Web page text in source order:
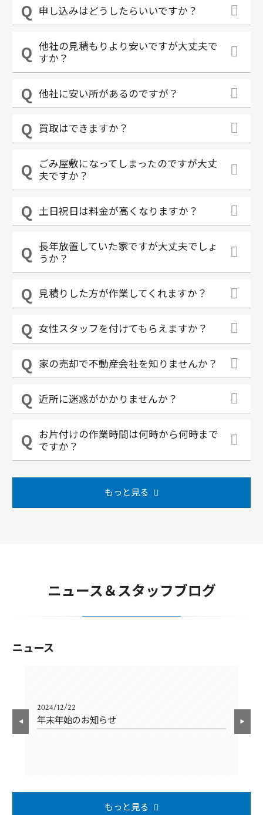
申し込みはどうしたらいいですか？
他社の見積もりより安いですが大丈夫で
すか？
他社に安い所があるのですが？
買取はできますか？
ごみ屋敷になってしまったのですが大丈
夫ですか？
土日祝日は料金が高くなりますか？
長年放置していた家ですが大丈夫でしょ
うか？
見積りした方が作業してくれますか？
女性スタッフを付けてもらえますか？
家の売却で不動産会社を知りませんか？
近所に迷惑がかかりませんか？
お片付けの作業時間は何時から何時まで
ですか？
もっと見る
ニュース＆スタッフブログ
ニュース
2024/12/22
年末年始のお知らせ
もっと見る